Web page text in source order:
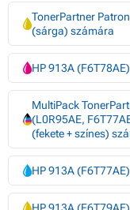
TonerPartner
(sárga) számára
HP 913A
MultiPack
(L0R95AE,
(fekete + színes)
HP 913A